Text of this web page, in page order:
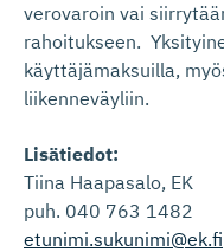
verovaroin vai
rahoitukseen.
käyttäjämaksuilla,
liikenneväyliin.
Lisätiedot:
Tiina Haapasalo, EK
puh. 040 763 1482
etunimi.sukunimi@ek.fi